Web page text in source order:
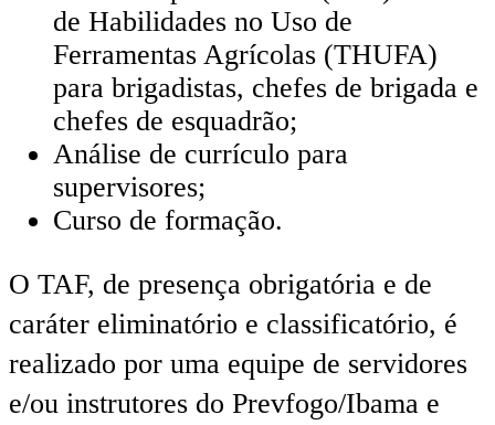
de Habilidades no Uso de
Ferramentas Agrícolas (THUFA)
para brigadistas, chefes de brigada e
chefes de esquadrão;
Análise de currículo para
supervisores;
Curso de formação.
O TAF, de presença obrigatória e de
caráter eliminatório e classificatório, é
realizado por uma equipe de servidores
e/ou instrutores do Prevfogo/Ibama e